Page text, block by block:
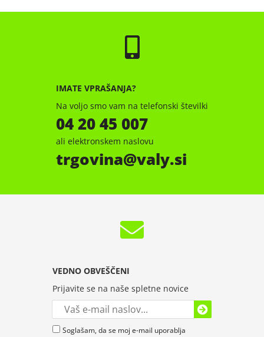
IMATE VPRAŠANJA?
Na voljo smo vam na telefonski številki
04 20 45 007
ali elektronskem naslovu
trgovina valy.si
VEDNO OBVEŠČENI
Prijavite se na naše spletne novice
Soglašam, da se moj e-mail uporablja